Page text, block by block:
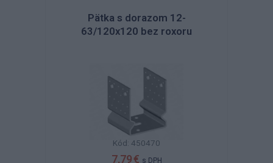
Pätka s dorazom 12-
63/120x120 bez roxoru
Kód: 450470
7,79 € s DPH